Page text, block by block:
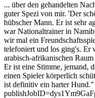
... über den gehandelten
guter Spezi von mir. 'Der
hübscher Mann. Er ist sehr
war Nationaltrainer in
wir mal ein
telefoniert und los ging's. Er
arabisch-afrikanischen
Er ist eine Stimme, jemand,
einen Spieler körperlich
ist definitiv ein harter